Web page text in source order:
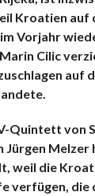
Kroatien auf
Vorjahr
Cilic
auf
Quintett von
Jürgen Melzer
weil die
verfügen, die